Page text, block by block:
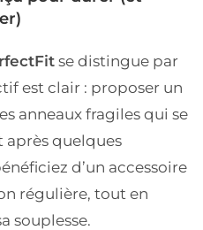
se distingue par
est clair : proposer un
anneaux fragiles qui se
après quelques
d’un accessoire
régulière, tout en
souplesse.